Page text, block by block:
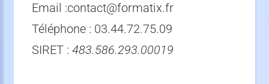
Email :contact@formatix.fr
Téléphone : 03.44.72.75.09
SIRET : 483.586.293.00019